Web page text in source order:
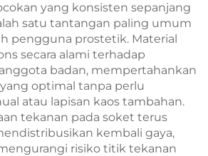
yang konsisten sepanjang
satu tantangan paling umum
pengguna prostetik. Material
secara alami terhadap
badan, mempertahankan
optimal tanpa perlu
atau lapisan kaos tambahan.
tekanan pada soket terus
kembali gaya,
risiko titik tekanan